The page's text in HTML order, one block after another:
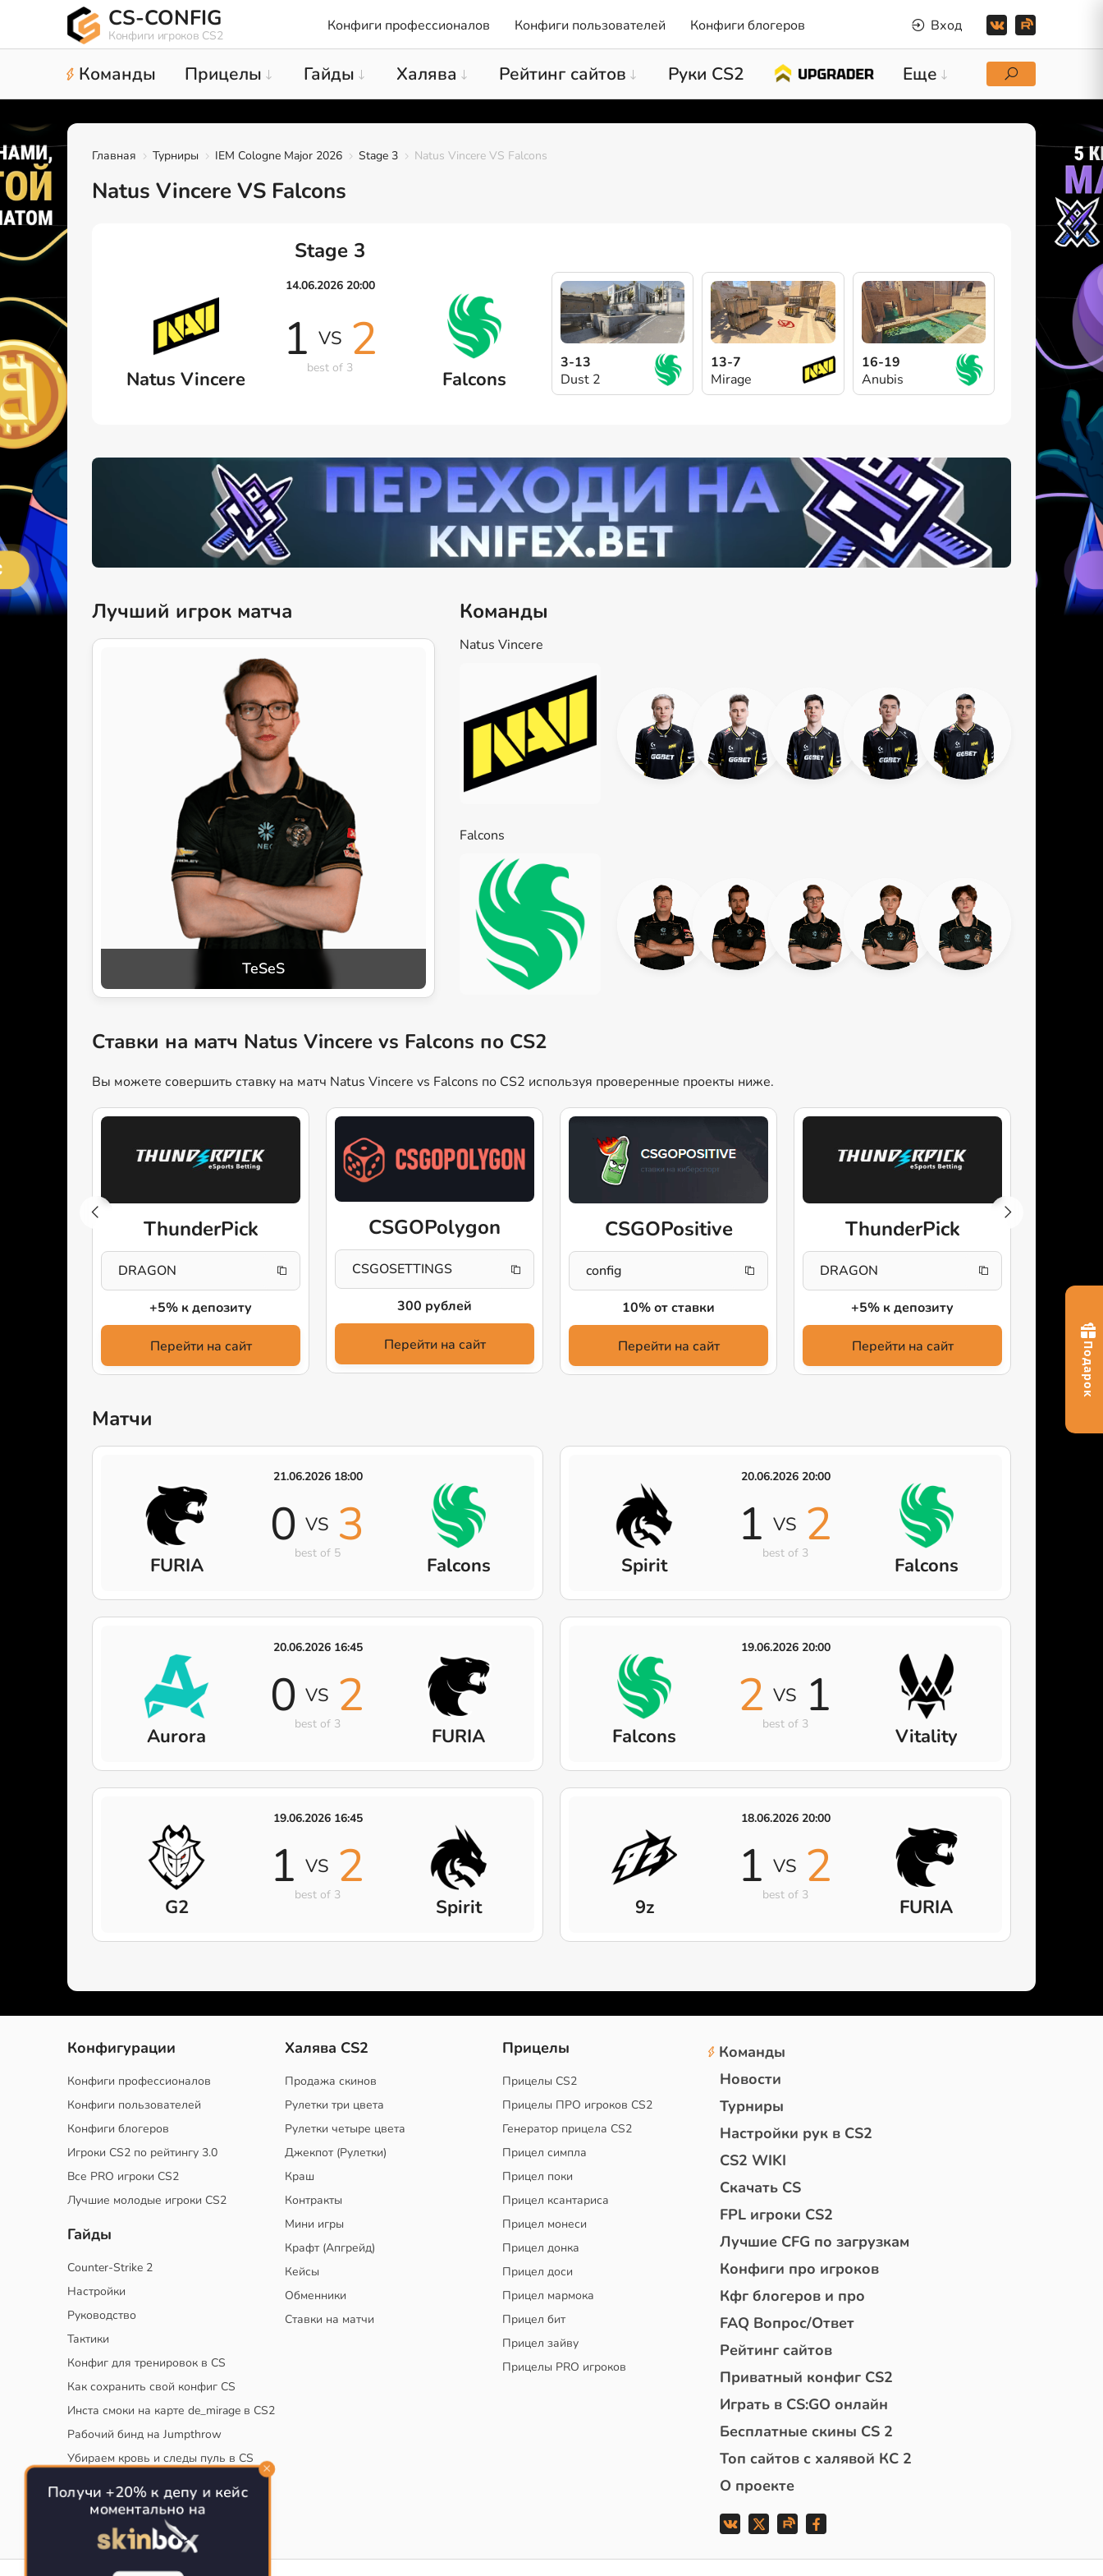
CS-CONFIG
Конфиги игроков CS2
Конфиги профессионалов Конфиги пользователей Конфиги блогеров Вход
Команды Прицелы Гайды Халява Рейтинг сайтов Руки CS2 Еще
Главная Турниры IEM Cologne Major 2026 Stage 3 Natus Vincere VS Falcons
Natus Vincere VS Falcons
Stage 3
14.06.2026 20:00
Natus Vincere
1 VS 2
best of 3 Falcons
3-13
Dust 2
13-7
Mirage
16-19
Anubis
Лучший игрок матча
TeSeS
Команды
Natus Vincere
Falcons
Ставки на матч Natus Vincere vs Falcons по CS2
Вы можете совершить ставку на матч Natus Vincere vs Falcons по CS2 используя проверенные проекты ниже.
ThunderPick
DRAGON
+5% к депозиту
Перейти на сайт
CSGOPolygon
CSGOSETTINGS
300 рублей
Перейти на сайт
CSGOPositive
config
10% от ставки
Перейти на сайт
ThunderPick
DRAGON
+5% к депозиту
Перейти на сайт
Матчи
21.06.2026 18:00
FURIA
0 VS 3
best of 5 Falcons
20.06.2026 20:00
Spirit
1 VS 2
best of 3 Falcons
20.06.2026 16:45
Aurora
0 VS 2
best of 3 FURIA
19.06.2026 20:00
Falcons
2 VS 1
best of 3 Vitality
19.06.2026 16:45
G2
1 VS 2
best of 3 Spirit
18.06.2026 20:00
9z
1 VS 2
best of 3 FURIA
Конфигурации
Конфиги профессионалов
Конфиги пользователей
Конфиги блогеров
Игроки CS2 по рейтингу 3.0
Все PRO игроки CS2
Лучшие молодые игроки CS2
Гайды
Counter-Strike 2
Настройки
Руководство
Тактики
Конфиг для тренировок в CS
Как сохранить свой конфиг CS
Инста смоки на карте de_mirage в CS2
Рабочий бинд на Jumpthrow
Убираем кровь и следы пуль в CS
Халява CS2
Продажа скинов
Рулетки три цвета
Рулетки четыре цвета
Джекпот (Рулетки)
Краш
Контракты
Мини игры
Крафт (Апгрейд)
Кейсы
Обменники
Ставки на матчи
Прицелы
Прицелы CS2
Прицелы ПРО игроков CS2
Генератор прицела CS2
Прицел симпла
Прицел поки
Прицел ксантариса
Прицел монеси
Прицел донка
Прицел доси
Прицел мармока
Прицел бит
Прицел зайву
Прицелы PRO игроков
Команды
Новости
Турниры
Настройки рук в CS2
CS2 WIKI
Скачать CS
FPL игроки CS2
Лучшие CFG по загрузкам
Конфиги про игроков
Кфг блогеров и про
FAQ Вопрос/Ответ
Рейтинг сайтов
Приватный конфиг CS2
Играть в CS:GO онлайн
Бесплатные скины CS 2
Топ сайтов с халявой КС 2
О проекте
Получи +20% к депу и кейс
моментально на